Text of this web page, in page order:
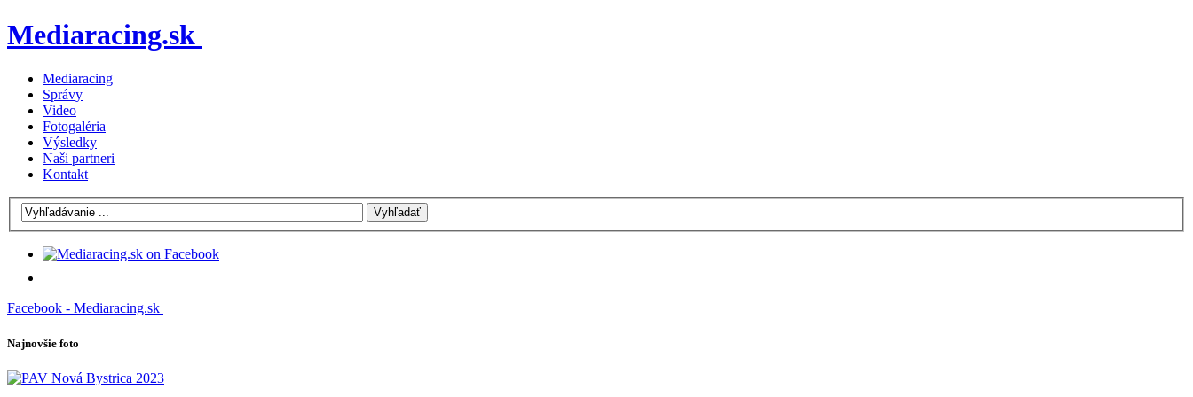
Mediaracing.sk
Mediaracing
Správy
Video
Fotogaléria
Výsledky
Naši partneri
Kontakt
Facebook - Mediaracing.sk
Najnovšie foto